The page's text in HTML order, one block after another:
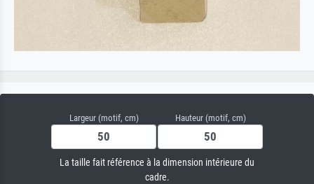
Largeur (motif, cm) Hauteur (motif, cm)
La taille fait référence à la dimension intérieure du
cadre.